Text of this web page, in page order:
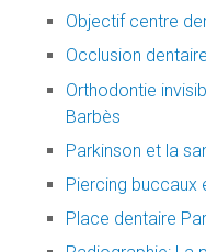
Objectif centre
Occlusion
Orthodontie
Barbès
Parkinson et la
Piercing buccaux
Place dentaire